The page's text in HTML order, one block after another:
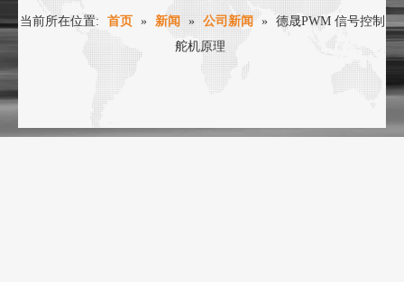
当前所在位置: 首页 » 新闻 » 公司新闻 » 德晟PWM 信号控制
舵机原理